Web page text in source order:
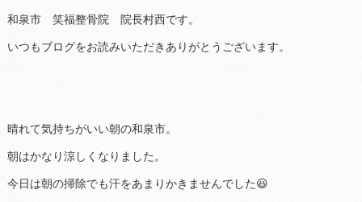
和泉市 笑福整骨院 院長村西です。
いつもブログをお読みいただきありがとうございます。
晴れて気持ちがいい朝の和泉市。
朝はかなり涼しくなりました。
今日は朝の掃除でも汗をあまりかきませんでした😃